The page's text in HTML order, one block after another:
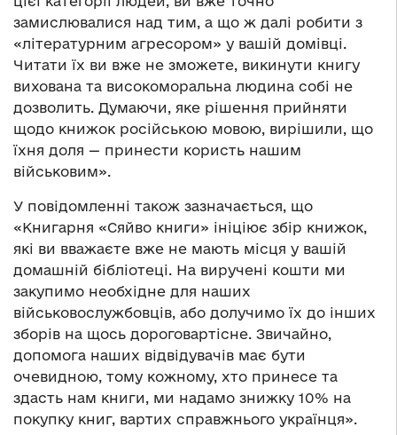
замислювалися над тим, а що ж далі робити з
«літературним агресором» у вашій домівці.
Читати їх ви вже не зможете, викинути книгу
вихована та високоморальна людина собі не
дозволить. Думаючи, яке рішення прийняти
щодо книжок російською мовою, вирішили, що
їхня доля — принести користь нашим
військовим».
У повідомленні також зазначається, що
«Книгарня «Сяйво книги» ініціює збір книжок,
які ви вважаєте вже не мають місця у вашій
домашній бібліотеці. На виручені кошти ми
закупимо необхідне для наших
військовослужбовців, або долучимо їх до інших
зборів на щось дороговартісне. Звичайно,
допомога наших відвідувачів має бути
очевидною, тому кожному, хто принесе та
здасть нам книги, ми надамо знижку 10% на
покупку книг, вартих справжнього українця».